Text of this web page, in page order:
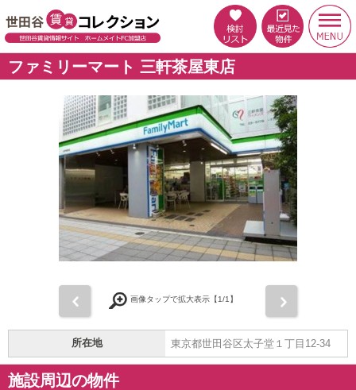
ファミリーマート 三軒茶屋東店
画像タップで拡大表示【1/1】
所在地 東京都世田谷区太子堂１丁目12-34
施設周辺の物件